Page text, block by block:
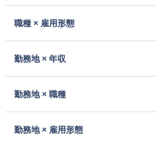
職種 × 雇用形態
勤務地 × 年収
勤務地 × 職種
勤務地 × 雇用形態